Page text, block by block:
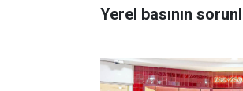
Yerel basının